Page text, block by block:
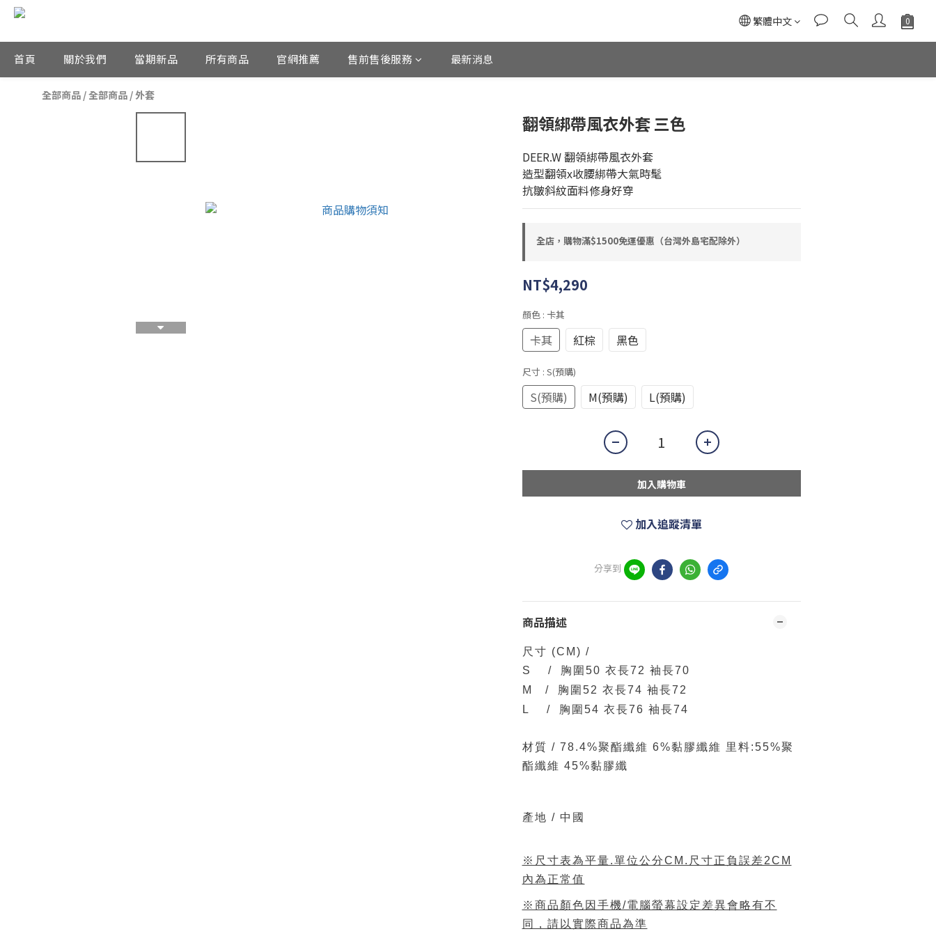
繁體中文
首頁 關於我們 當期新品 所有商品 官網推薦 售前售後服務 最新消息
全部商品 /全部商品 / 外套
翻領綁帶風衣外套 三色
DEER.W 翻領綁帶風衣外套
造型翻領x收腰綁帶大氣時髦
抗皺斜紋面料修身好穿
全店，購物滿$1500免運優惠（台灣外島宅配除外）
NT$4,290
顏色 : 卡其
卡其 紅棕 黑色
尺寸 : S(預購)
S(預購) M(預購) L(預購)
加入購物車
加入追蹤清單
分享到
商品描述
尺寸 (CM) /
S / 胸圍50 衣長72 袖長70
M / 胸圍52 衣長74 袖長72
L / 胸圍54 衣長76 袖長74
材質 / 78.4%聚酯纖維 6%黏膠纖維 里料:55%聚
酯纖維 45%黏膠纖
產地 / 中國
※尺寸表為平量.單位公分CM.尺寸正負誤差2CM
內為正常值
※商品顏色因手機/電腦螢幕設定差異會略有不
同，請以實際商品為準